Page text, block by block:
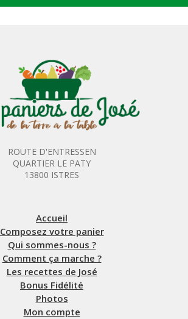
ROUTE D'ENTRESSEN
QUARTIER LE PATY
13800 ISTRES
Accueil
Composez votre panier
Qui sommes-nous ?
Comment ça marche ?
Les recettes de José
Bonus Fidélité
Photos
Mon compte